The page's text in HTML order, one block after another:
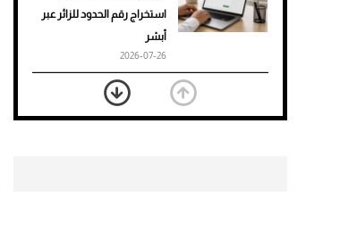
استخراج رقم الحدود للزائر عبر
أبشر
2026-07-26
بعد 7 أشهر من تعرضه لحادث
مروع.. جوشوا يفوز على برينغا